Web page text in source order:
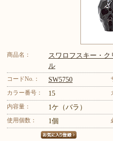
商品名：
スワロフスキー・
ル
コードNo.： SW5750
カラー番号： 15
内容量： 1ケ（バラ）
使用個数： 1個